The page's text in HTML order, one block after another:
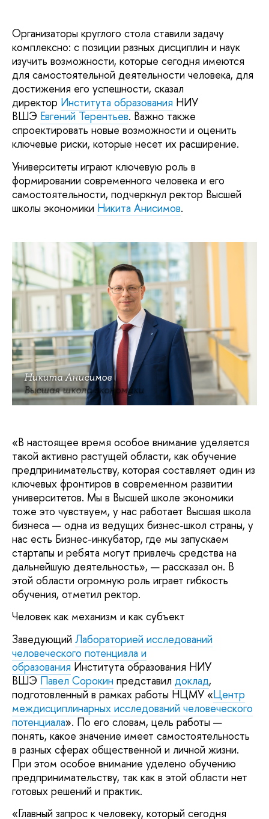
Организаторы круглого стола ставили задачу
комплексно: с позиции разных дисциплин и наук
изучить возможности, которые сегодня имеются
для самостоятельной деятельности человека, для
достижения его успешности, сказал
директор Института образования НИУ
ВШЭ Евгений Терентьев. Важно также
спроектировать новые возможности и оценить
ключевые риски, которые несет их расширение.
Университеты играют ключевую роль в
формировании современного человека и его
самостоятельности, подчеркнул ректор Высшей
школы экономики Никита Анисимов.
Никита Анисимов
Высшая школа экономики
«В настоящее время особое внимание уделяется
такой активно растущей области, как обучение
предпринимательству, которая составляет один из
ключевых фронтиров в современном развитии
университетов. Мы в Высшей школе экономики
тоже это чувствуем, у нас работает Высшая школа
бизнеса — одна из ведущих бизнес-школ страны, у
нас есть Бизнес-инкубатор, где мы запускаем
стартапы и ребята могут привлечь средства на
дальнейшую деятельность», — рассказал он. В
этой области огромную роль играет гибкость
обучения, отметил ректор.
Человек как механизм и как субъект
Заведующий Лабораторией исследований
человеческого потенциала и
образования Института образования НИУ
ВШЭ Павел Сорокин представил доклад,
подготовленный в рамках работы НЦМУ «Центр
междисциплинарных исследований человеческого
потенциала». По его словам, цель работы —
понять, какое значение имеет самостоятельность
в разных сферах общественной и личной жизни.
При этом особое внимание уделено обучению
предпринимательству, так как в этой области нет
готовых решений и практик.
«Главный запрос к человеку, который сегодня